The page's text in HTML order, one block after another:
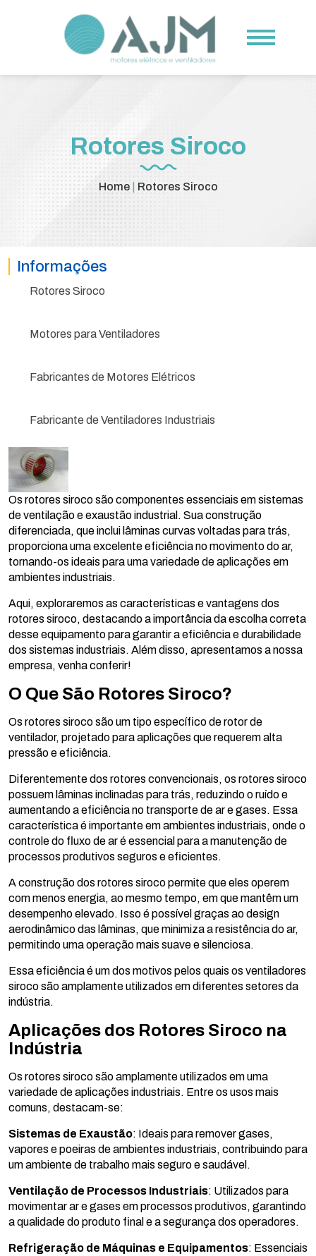
Rotores Siroco
Home| Rotores Siroco
Informações
Rotores Siroco
Motores para Ventiladores
Fabricantes de Motores Elétricos
Fabricante de Ventiladores Industriais
Os rotores siroco são componentes essenciais em sistemas
de ventilação e exaustão industrial. Sua construção
diferenciada, que inclui lâminas curvas voltadas para trás,
proporciona uma excelente eficiência no movimento do ar,
tornando-os ideais para uma variedade de aplicações em
ambientes industriais.
Aqui, exploraremos as características e vantagens dos
rotores siroco, destacando a importância da escolha correta
desse equipamento para garantir a eficiência e durabilidade
dos sistemas industriais. Além disso, apresentamos a nossa
empresa, venha conferir!
O Que São Rotores Siroco?
Os rotores siroco são um tipo específico de rotor de
ventilador, projetado para aplicações que requerem alta
pressão e eficiência.
Diferentemente dos rotores convencionais, os rotores siroco
possuem lâminas inclinadas para trás, reduzindo o ruído e
aumentando a eficiência no transporte de ar e gases. Essa
característica é importante em ambientes industriais, onde o
controle do fluxo de ar é essencial para a manutenção de
processos produtivos seguros e eficientes.
A construção dos rotores siroco permite que eles operem
com menos energia, ao mesmo tempo, em que mantêm um
desempenho elevado. Isso é possível graças ao design
aerodinâmico das lâminas, que minimiza a resistência do ar,
permitindo uma operação mais suave e silenciosa.
Essa eficiência é um dos motivos pelos quais os ventiladores
siroco são amplamente utilizados em diferentes setores da
indústria.
Aplicações dos Rotores Siroco na
Indústria
Os rotores siroco são amplamente utilizados em uma
variedade de aplicações industriais. Entre os usos mais
comuns, destacam-se:
Sistemas de Exaustão: Ideais para remover gases,
vapores e poeiras de ambientes industriais, contribuindo para
um ambiente de trabalho mais seguro e saudável.
Ventilação de Processos Industriais: Utilizados para
movimentar ar e gases em processos produtivos, garantindo
a qualidade do produto final e a segurança dos operadores.
Refrigeração de Máquinas e Equipamentos: Essenciais